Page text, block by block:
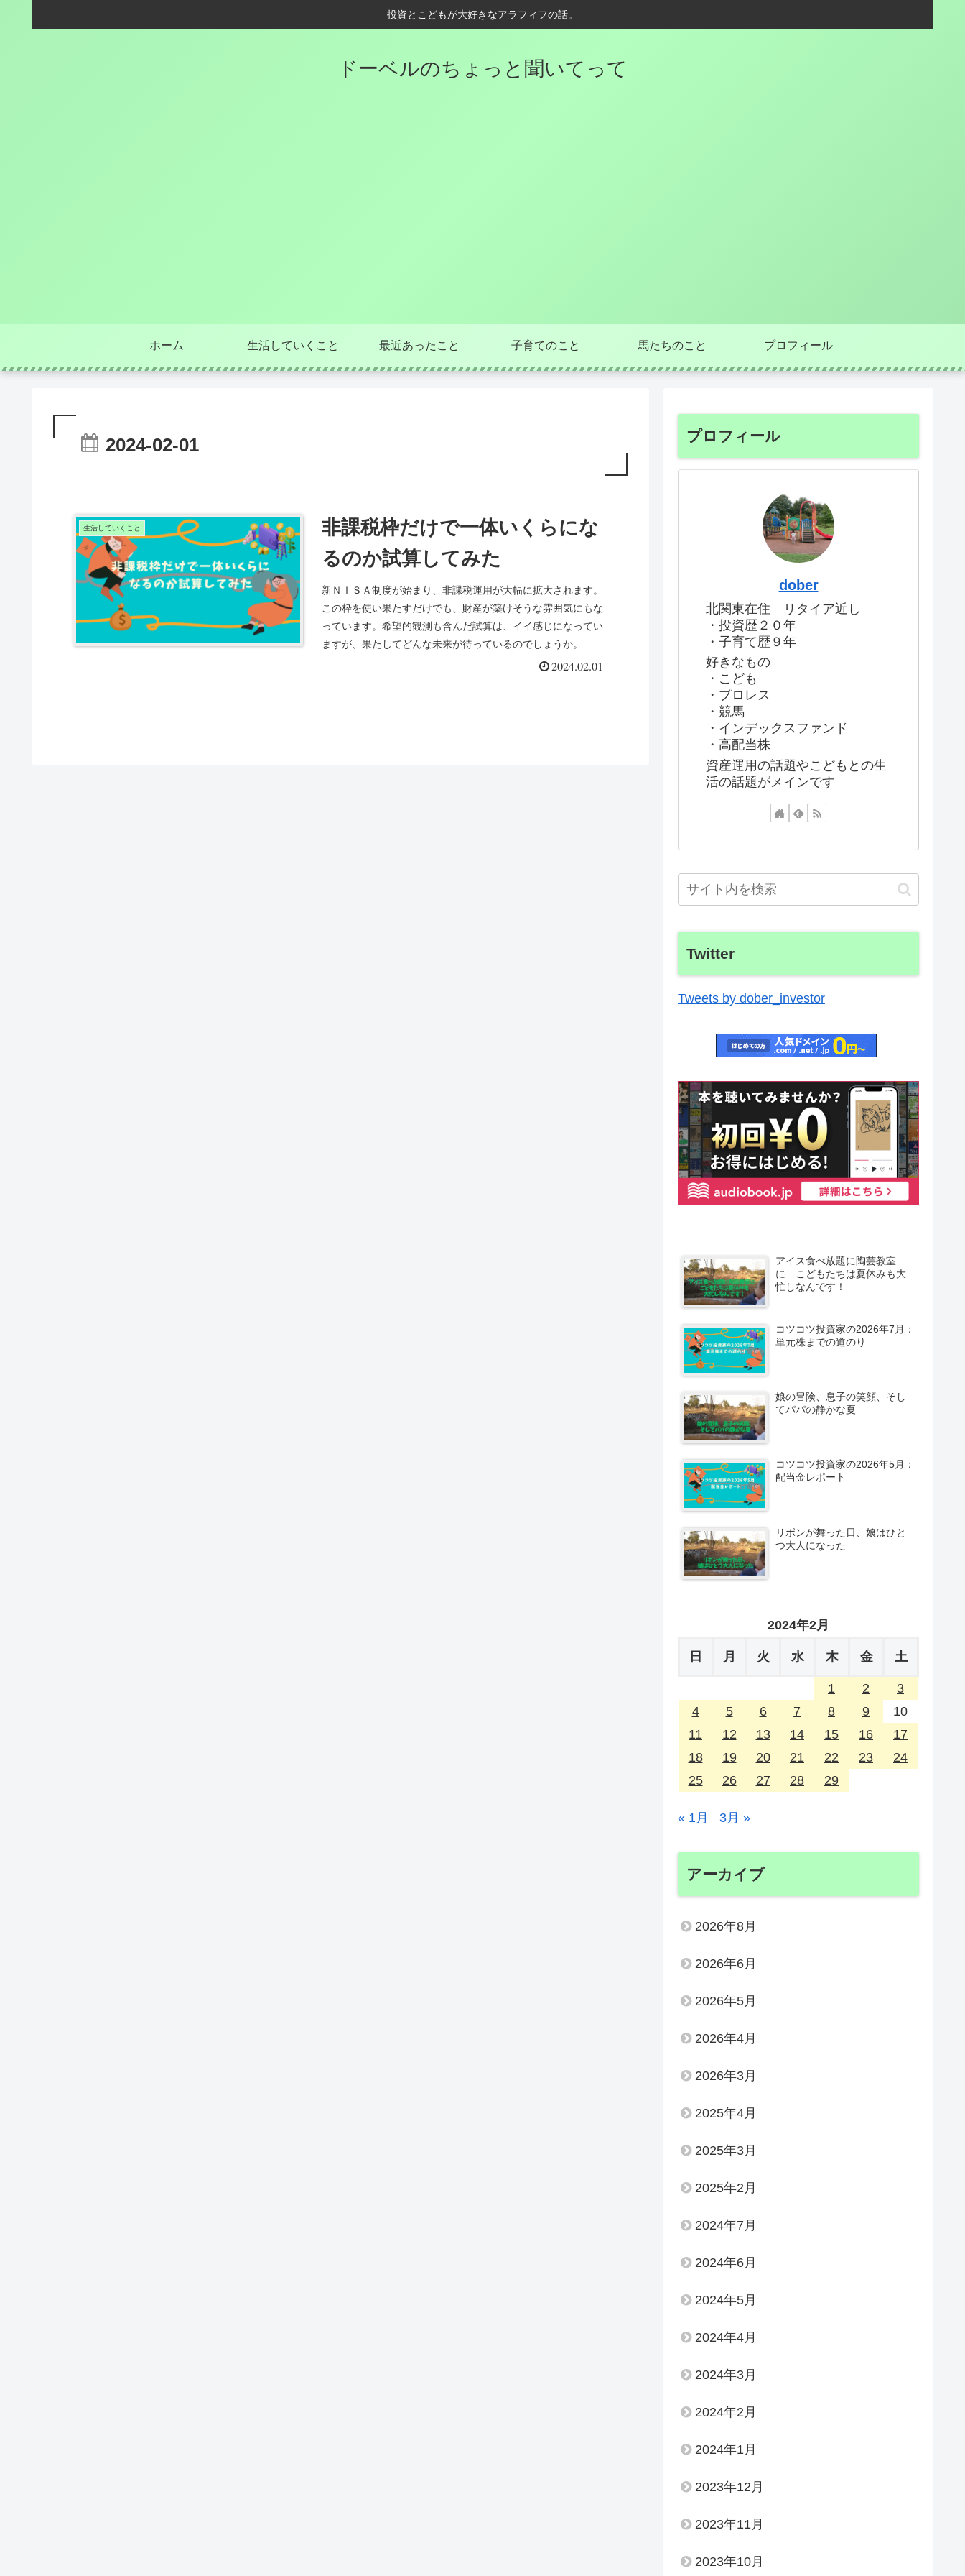
投資とこどもが大好きなアラフィフの話。
ドーベルのちょっと聞いてって
ホーム 生活していくこと 最近あったこと 子育てのこと 馬たちのこと プロフィール
2024-02-01
生活していくこと
非課税枠だけで一体いくらにな
るのか試算してみた
新ＮＩＳＡ制度が始まり、非課税運用が大幅に拡大されます。
この枠を使い果たすだけでも、財産が築けそうな雰囲気にもな
っています。希望的観測も含んだ試算は、イイ感じになってい
ますが、果たしてどんな未来が待っているのでしょうか。
2024.02.01
プロフィール
dober
北関東在住 リタイア近し
・投資歴２０年
・子育て歴９年
好きなもの
・こども
・プロレス
・競馬
・インデックスファンド
・高配当株
資産運用の話題やこどもとの生
活の話題がメインです
Twitter
Tweets by dober_investor
アイス食べ放題に陶芸教室
に…こどもたちは夏休みも大
忙しなんです！
コツコツ投資家の2026年7月：
単元株までの道のり
娘の冒険、息子の笑顔、そし
てパパの静かな夏
コツコツ投資家の2026年5月：
配当金レポート
リボンが舞った日、娘はひと
つ大人になった
2024年2月
日 月 火 水 木 金 土
1 2
3
4
5 6 7 8 9
10
11
12 13 14 15 16
17
18
19 20 21 22 23
24
25
26 27 28 29
« 1月 3月 »
アーカイブ
2026年8月
2026年6月
2026年5月
2026年4月
2026年3月
2025年4月
2025年3月
2025年2月
2024年7月
2024年6月
2024年5月
2024年4月
2024年3月
2024年2月
2024年1月
2023年12月
2023年11月
2023年10月